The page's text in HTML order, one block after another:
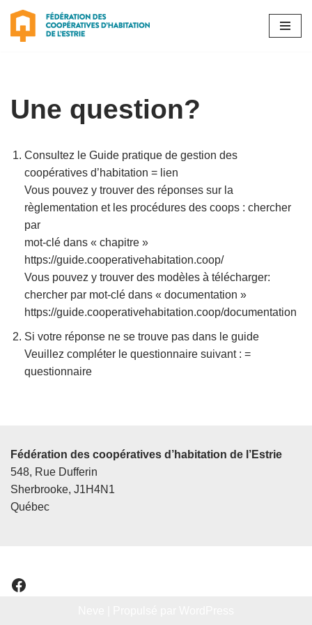
Aller
Une question?
Consultez le Guide pratique de gestion des
coopératives d’habitation = lien
Vous pouvez y trouver des réponses sur la
règlementation et les procédures des coops : chercher
par
mot-clé dans « chapitre »
https://guide.cooperativehabitation.coop/
Vous pouvez y trouver des modèles à télécharger:
chercher par mot-clé dans « documentation »
https://guide.cooperativehabitation.coop/documentation
Si votre réponse ne se trouve pas dans le guide
Veuillez compléter le questionnaire suivant : =
questionnaire
Fédération des coopératives d’habitation de l’Estrie
548, Rue Dufferin
Sherbrooke, J1H4N1
Québec